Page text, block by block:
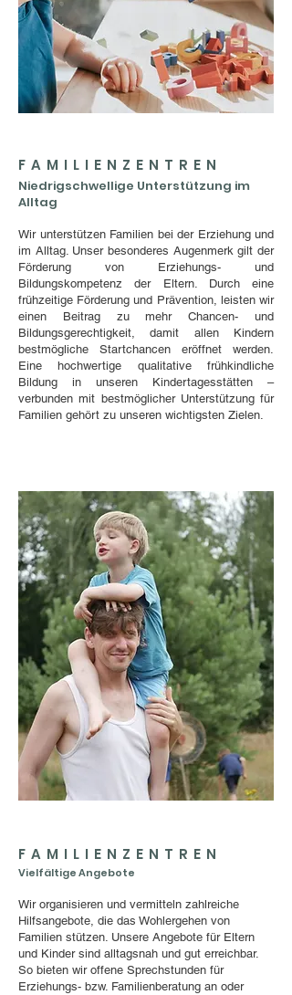
FAMILIENZENTREN
Niedrigschwellige Unterstützung im
Alltag
Wir unterstützen Familien bei der Erziehung und
im Alltag. Unser besonderes Augenmerk gilt der
Förderung von Erziehungs- und
Bildungskompetenz der Eltern. Durch eine
frühzeitige Förderung und Prävention, leisten wir
einen Beitrag zu mehr Chancen- und
Bildungsgerechtigkeit, damit allen Kindern
bestmögliche Startchancen eröffnet werden.
Eine hochwertige qualitative frühkindliche
Bildung in unseren Kindertagesstätten –
verbunden mit bestmöglicher Unterstützung für
Familien gehört zu unseren wichtigsten Zielen.
FAMILIENZENTREN
Vielfältige Angebote
Wir organisieren und vermitteln zahlreiche
Hilfsangebote, die das Wohlergehen von
Familien stützen. Unsere Angebote für Eltern
und Kinder sind alltagsnah und gut erreichbar.
So bieten wir offene Sprechstunden für
Erziehungs- bzw. Familienberatung an oder